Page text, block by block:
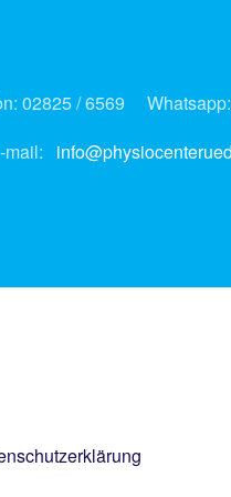
02825 / 6569
mail: